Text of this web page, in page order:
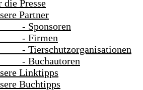
Presse
Partner
Linktipps
Buchtipps